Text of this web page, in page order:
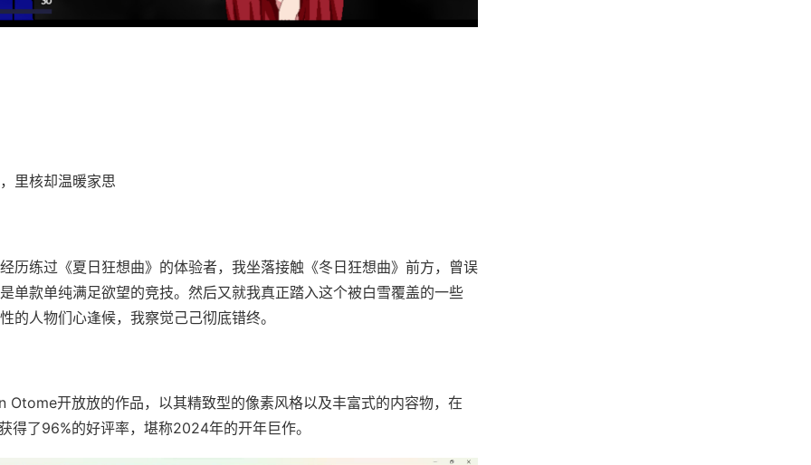
里核却温暖家思
历练过《夏日狂想曲》的体验者，我坐落接触《冬日狂想曲》前方，曾误
单款​​单纯满足欲望的竞技​​。然后又就我真正踏入这个被白雪覆盖的一些
的人物们心逢候，我察觉己己彻底错终。
Otome开放放的作品，以其精致型的像素风格以及丰富式的内容物，在
得了​​96%的好评率​​，堪称2024年的开年巨作。